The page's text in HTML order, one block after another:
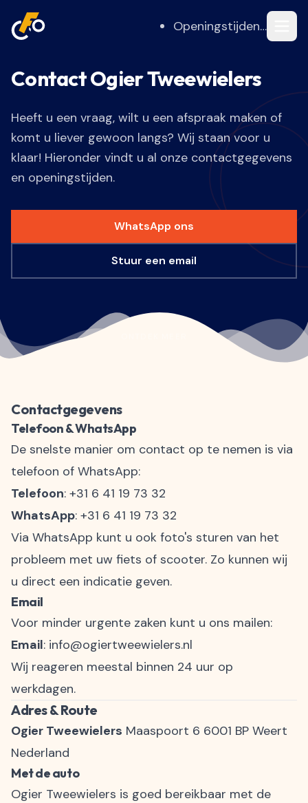
Openingstijden…
Contact Ogier Tweewielers
Heeft u een vraag, wilt u een afspraak maken of
komt u liever gewoon langs? Wij staan voor u
klaar! Hieronder vindt u al onze contactgegevens
en openingstijden.
WhatsApp ons
Stuur een email
Contactgegevens
Telefoon & WhatsApp
De snelste manier om contact op te nemen is via
telefoon of WhatsApp:
Telefoon: +31 6 41 19 73 32
WhatsApp: +31 6 41 19 73 32
Via WhatsApp kunt u ook foto's sturen van het
probleem met uw fiets of scooter. Zo kunnen wij
u direct een indicatie geven.
Email
Voor minder urgente zaken kunt u ons mailen:
Email: info@ogiertweewielers.nl
Wij reageren meestal binnen 24 uur op
werkdagen.
Adres & Route
Ogier Tweewielers Maaspoort 6 6001 BP Weert
Nederland
Met de auto
Ogier Tweewielers is goed bereikbaar met de